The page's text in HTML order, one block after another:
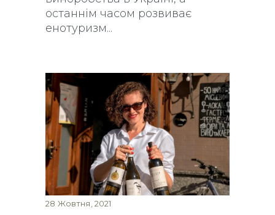
останнім часом розвиває
енотуризм
28 Жовтня, 2021